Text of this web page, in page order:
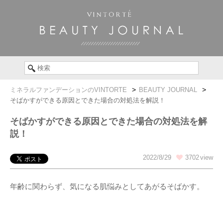
ミネラルファンデーションのVINTORTE
BEAUTY JOURNAL
そばかすができる原因とできた場合の対処法を解説！
そばかすができる原因とできた場合の対処法を解
説！
2022/8/29 3702
年齢に関わらず、気になる肌悩みとしてあがるそばかす。